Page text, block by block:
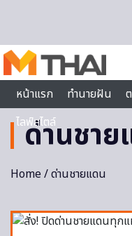
หน้าแรก
ทำนายฝัน
ไลฟ์สไตล์
ด่านชาย
Home/ ด่านชายแดน